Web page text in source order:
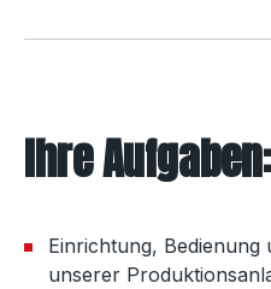
Ihre
Einrichtung,
unserer